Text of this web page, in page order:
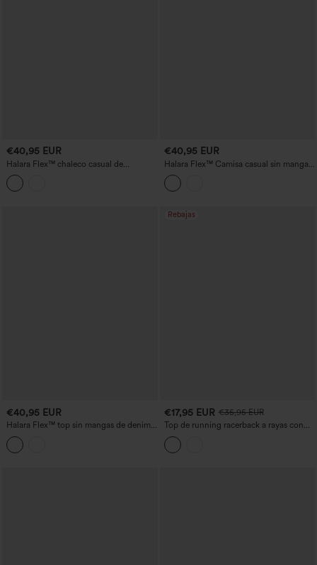
€40,95 EUR
Halara Flex™ chaleco casual de
mezclilla a rayas con escote en V
profundo y cierre con botones
€40,95 EUR
Halara Flex™ Camisa casual sin mangas
de mezclilla con escote en V
€40,95 EUR
Halara Flex™ top sin mangas de denim
con cuello redondo
Rebajas
€17,95 EUR €35,95 EUR
Top de running racerback a rayas con
bajo curvo y tejido de secado rápido